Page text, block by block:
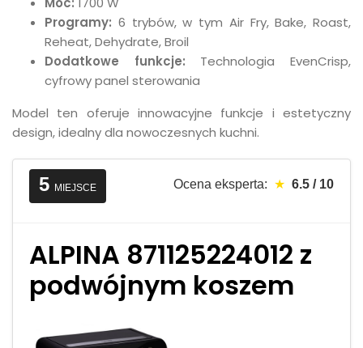
Programy: 6 trybów, w tym Air Fry, Bake, Roast,
Reheat, Dehydrate, Broil
Dodatkowe funkcje:
Technologia EvenCrisp,
cyfrowy panel sterowania
Model ten oferuje innowacyjne funkcje i estetyczny
design, idealny dla nowoczesnych kuchni.
5 MIEJSCE Ocena eksperta: ★ 6.5 / 10
ALPINA 871125224012 z
podwójnym koszem